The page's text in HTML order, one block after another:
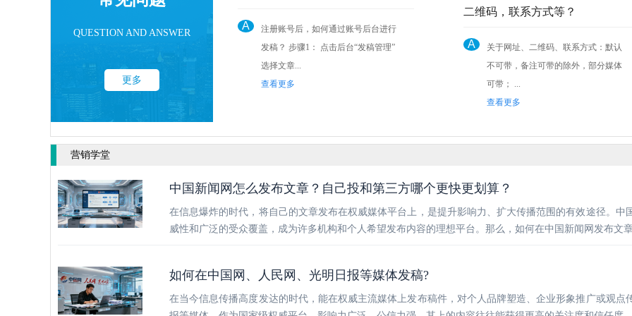
QUESTION AND ANSWER
更多
A
注册账号后，如何通过账号后台进行
发稿？ 步骤1： 点击后台“发稿管理”
选择文章...
查看更多
二维码，联系方式等？
A
关于网址、二维码、联系方式：默认
不可带，备注可带的除外，部分媒体
可带； ...
查看更多
营销学堂
中国新闻网怎么发布文章？自己投和第三方哪个更快更划算？
在信息爆炸的时代，将自己的文章发布在权威媒体平台上，是提升影响力、扩大传播范围的有效途径。
威性和广泛的受众覆盖，成为许多机构和个人希望发布内容的理想平台。那么，如何在中国新闻网发布文
如何在中国网、人民网、光明日报等媒体发稿?
在当今信息传播高度发达的时代，能在权威主流媒体上发布稿件，对个人品牌塑造、企业形象推广或观